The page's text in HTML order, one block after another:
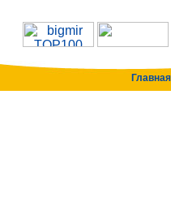
Главная